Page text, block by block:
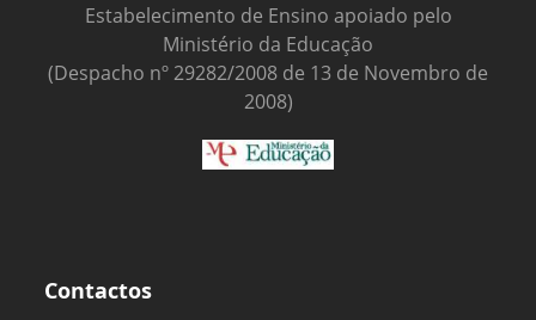
Estabelecimento de Ensino apoiado pelo
Ministério da Educação
(Despacho nº 29282/2008 de 13 de Novembro de
2008)
Contactos